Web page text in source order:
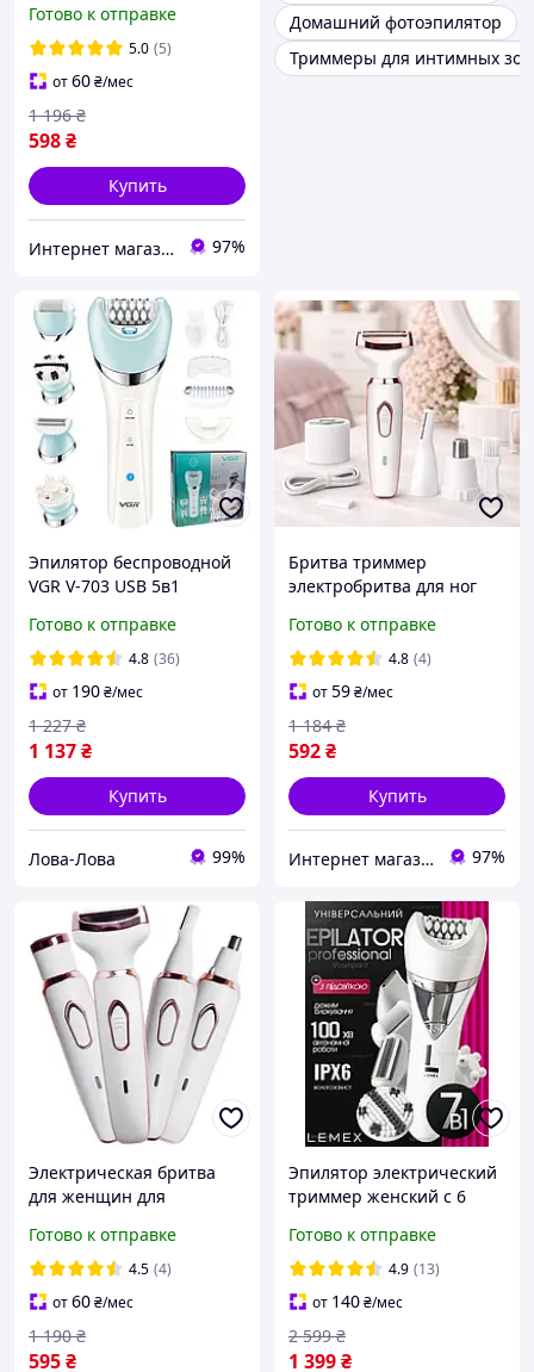
для лица и бикини
удаления волос в носу
Готово к отправке
5.0 (5)
от60₴/мес
598₴
1 196 ₴
Купить
Интернет магазин "Select Store" 🛒 Только качественные товары по лучшим ценам ✅ 97%
Домашний фотоэпилятор
Триммеры для интимных зон
Эпилятор беспроводной
VGR V-703 USB 5в1
Готово к отправке
4.8 (36)
от 190₴/мес
1 137₴
1 227 ₴
Купить
Лова-Лова 99%
Бритва триммер
электробритва для ног
Триммеры для интимных
зон Депиляция волос в
носу
Готово к отправке
4.8 (4)
от59₴/мес
592₴
1 184 ₴
Купить
Интернет магазин "Select Store" 🛒 Только качественные товары по лучшим ценам ✅ 97%
Электрическая бритва
для женщин для
подмышек Эффективный
эпилятор Триммер
женский usb
Готово к отправке
4.5 (4)
от60₴/мес
595₴
1 190 ₴
Эпилятор электрический
триммер женский с 6
PROFESSIONAL Пемза,
Бритва, Эпиляторы для
зоны бикини 5 Вт Белый
Готово к отправке
4.9 (13)
от 140₴/мес
1 399₴
2 599 ₴